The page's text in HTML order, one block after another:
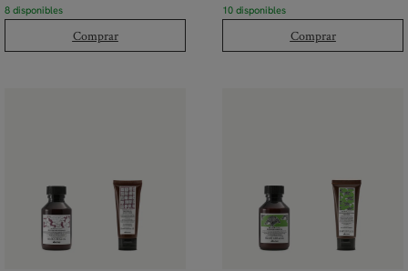
8 disponibles
Comprar
10 disponibles
Comprar